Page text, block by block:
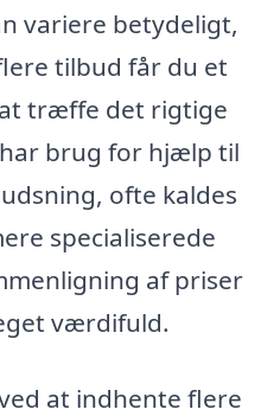
variere betydeligt,
tilbud får du et
træffe det rigtige
brug for hjælp til
ofte kaldes
specialiserede
af priser
værdifuld.
at indhente flere